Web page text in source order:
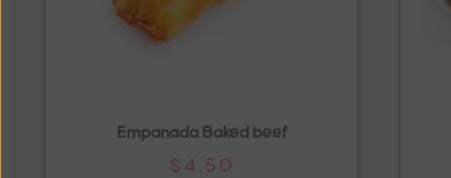
Empanada Baked beef
$ 4.50